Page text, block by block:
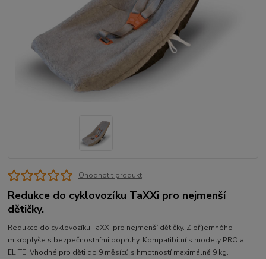
Ohodnotit produkt
Redukce do cyklovozíku TaXXi pro nejmenší
dětičky.
Redukce do cyklovozíku TaXXi pro nejmenší dětičky. Z příjemného
mikroplyše s bezpečnostními popruhy. Kompatibilní s modely PRO a
ELITE. Vhodné pro děti do 9 měsíců s hmotností maximálně 9 kg.